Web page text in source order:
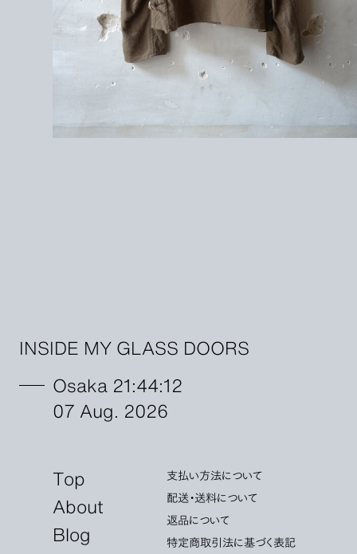
INSIDE MY GLASS DOORS
Osaka 21:44:13
07 Aug. 2026
Top
About
Blog
支払い方法について
配送・送料について
返品について
特定商取引法に基づく表記